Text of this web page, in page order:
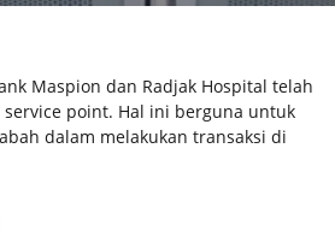
Maspion dan Radjak Hospital telah
point. Hal ini berguna untuk
dalam melakukan transaksi di